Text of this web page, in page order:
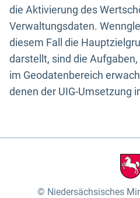
die Aktivierung des
Verwaltungsdaten.
diesem Fall die
darstellt, sind die
im Geodatenbereich
denen der UIG-Umsetzung
Niedersächsisches